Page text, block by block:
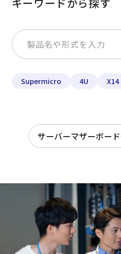
Supermicro 4U X14
サーバーマザーボー